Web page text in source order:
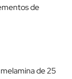
de
de 25